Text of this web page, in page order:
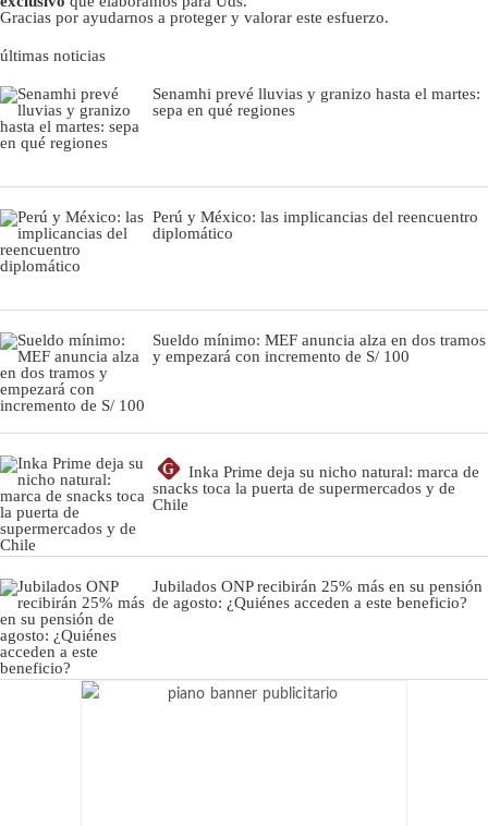
Gracias por ayudarnos a proteger y valorar este esfuerzo.
últimas noticias
Senamhi prevé lluvias y granizo hasta el martes:
sepa en qué regiones
Perú y México: las implicancias del reencuentro
diplomático
Sueldo mínimo: MEF anuncia alza en dos tramos
y empezará con incremento de S/ 100
G
Inka Prime deja su nicho natural: marca de
snacks toca la puerta de supermercados y de
Chile
Jubilados ONP recibirán 25% más en su pensión
de agosto: ¿Quiénes acceden a este beneficio?